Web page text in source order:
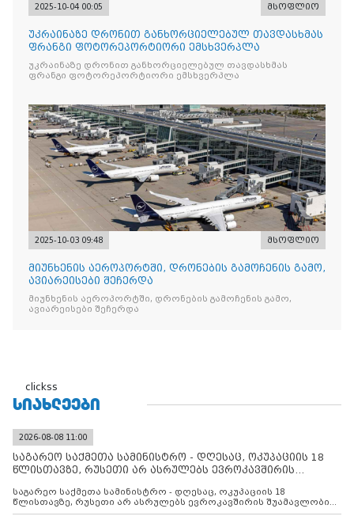
2025-10-04 00:05 მსოფლიო
უკრაინაზე დრონით განხორციელებულ თავდასხმას
ფრანგი ფოტორეპორტიორი ემსხვერპლა
უკრაინაზე დრონით განხორციელებულ თავდასხმას
ფრანგი ფოტორეპორტიორი ემსხვერპლა
2025-10-03 09:48 მსოფლიო
მიუნხენის აეროპორტში, დრონების გამოჩენის გამო,
ავიარეისები შეჩერდა
მიუნხენის აეროპორტში, დრონების გამოჩენის გამო,
ავიარეისები შეჩერდა
clickss
ᲡᲘᲐᲮᲚᲔᲔᲑᲘ
2026-08-08 11:00
საგარეო საქმეთა სამინისტრო - დღესაც, ოკუპაციის 18
წლისთავზე, რუსეთი არ ასრულებს ევროკავშირის
საგარეო საქმეთა სამინისტრო - დღესაც, ოკუპაციის 18
წლისთავზე, რუსეთი არ ასრულებს ევროკავშირის შუამავლობით
დადებულ 2008 წლის 12 აგვისტოს ცეცხლის შეწყვეტის